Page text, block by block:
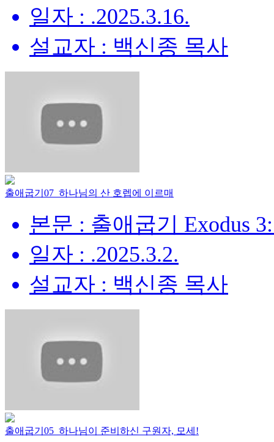
일자 : .2025.3.16.
설교자 : 백신종 목사
출애굽기07_하나님의 산 호렙에 이르매
본문 : 출애굽기 Exodus
일자 : .2025.3.2.
설교자 : 백신종 목사
출애굽기05_하나님이 준비하신 구원자, 모세!